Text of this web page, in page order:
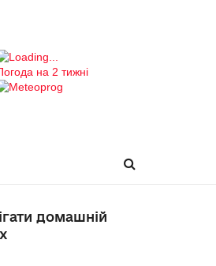
на 2 тижні
домашній